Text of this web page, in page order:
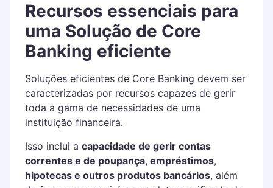
Recursos essenciais para
uma Solução de Core
Banking eficiente
Soluções eficientes de Core Banking devem ser
caracterizadas por recursos capazes de gerir
toda a gama de necessidades de uma
instituição financeira.
Isso inclui a capacidade de gerir contas
correntes e de poupança, empréstimos,
hipotecas e outros produtos bancários, além